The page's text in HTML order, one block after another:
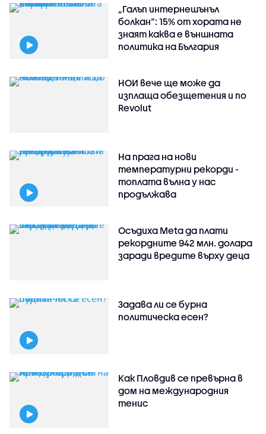
„Галъп интернешънъл
болкан“: 15% от хората не
знаят каква е външната
политика на България
НОИ вече ще може да
изплаща обезщетения и по
Revolut
На прага на нови
температурни рекорди -
топлата вълна у нас
продължава
Осъдиха Meta да плати
рекордните 942 млн. долара
заради вредите върху деца
Задава ли се бурна
политическа есен?
Как Пловдив се превърна в
дом на международния
тенис